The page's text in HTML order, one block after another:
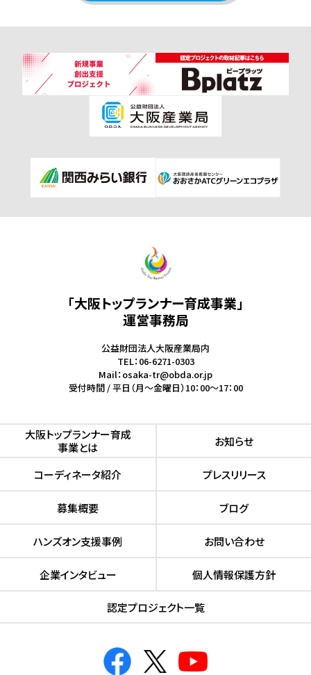
「大阪トップランナー育成事業」
運営事務局
公益財団法人大阪産業局内
TEL：06-6271-0303
Mail：osaka-tr@obda.or.jp
受付時間 / 平日（月～金曜日）10：00～17：00
⼤阪トップランナー育成
事業とは
お知らせ
コーディネータ紹介 プレスリリース
募集概要 ブログ
ハンズオン⽀援事例 お問い合わせ
企業インタビュー 個人情報保護方針
認定プロジェクト⼀覧